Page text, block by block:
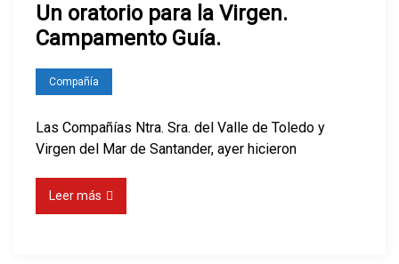
Un oratorio para la Virgen.
Campamento Guía.
Compañía
Las Compañías Ntra. Sra. del Valle de Toledo y
Virgen del Mar de Santander, ayer hicieron
Leer más